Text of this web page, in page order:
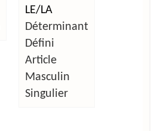
LE/LA
Déterminant
Défini
Article
Masculin
Singulier